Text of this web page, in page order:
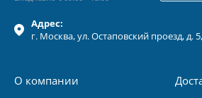
Адрес:
г. Москва, ул.Остаповский проезд, д.
О компании